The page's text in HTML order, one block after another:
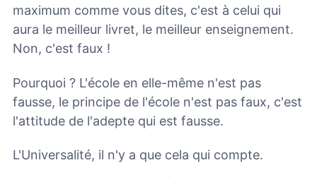
maximum comme vous dites, c'est à celui qui
aura le meilleur livret, le meilleur enseignement.
Non, c'est faux !
Pourquoi ? L'école en elle-même n'est pas
fausse, le principe de l'école n'est pas faux, c'est
l'attitude de l'adepte qui est fausse.
L'Universalité, il n'y a que cela qui compte.